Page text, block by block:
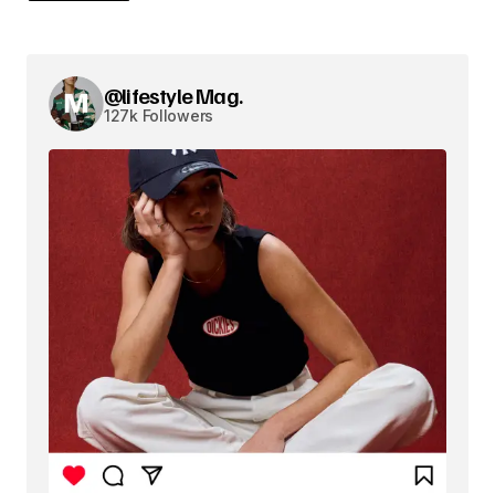
@lifestyle Mag.
127k Followers